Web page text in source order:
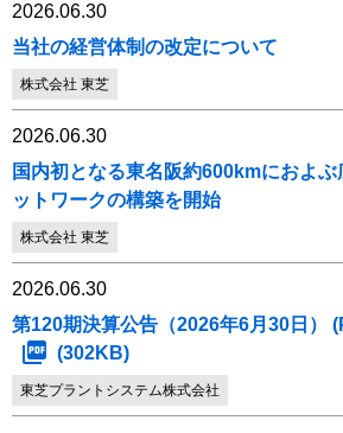
2026.06.30
当社の経営体制の改定について
株式会社 東芝
2026.06.30
国内初となる東名阪約600kmにおよ
ットワークの構築を開始
株式会社 東芝
2026.06.30
第120期決算公告（2026年6月30日）
(302KB)
東芝プラントシステム株式会社